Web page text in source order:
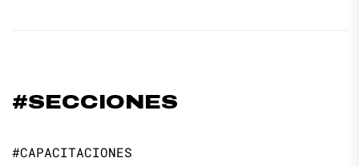
#SECCIONES
#CAPACITACIONES